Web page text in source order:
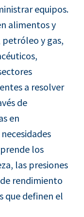
equipos.
alimentos y
y gas,
a resolver
de
en
los
las presiones
rendimiento
que definen el